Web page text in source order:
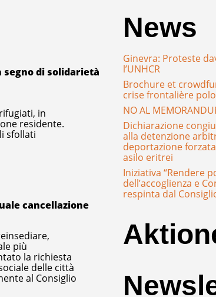
segno di solidarietà
in
residente.
sfollati
cancellazione
più
la richiesta
delle città
al Consiglio
News
Ginevra: Proteste
l’UNHCR
Brochure et
crise frontalière
NO AL
Dichiarazione
alla detenzione
deportazione
asilo eritrei
Iniziativa “Rendere
dell’accoglienza e
respinta dal